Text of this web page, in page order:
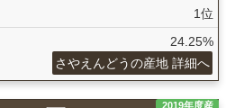
1位
24.25%
さやえんどうの産地 詳細へ
2019年度産